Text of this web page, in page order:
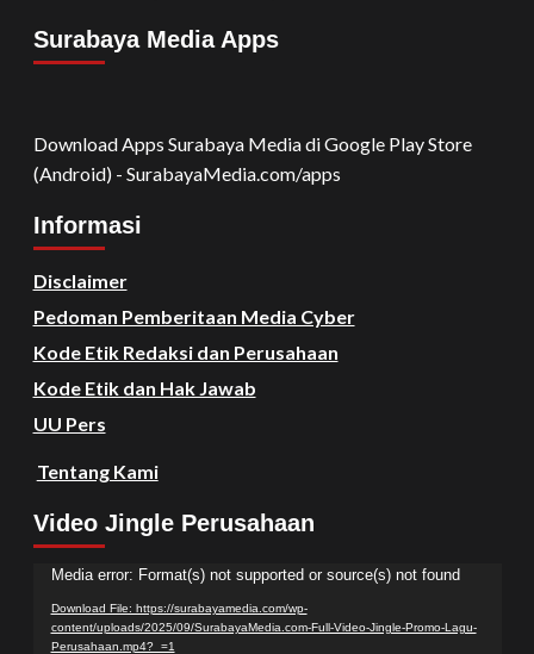
Surabaya Media Apps
Download Apps Surabaya Media di Google Play Store
(Android) - SurabayaMedia.com/apps
Informasi
Disclaimer
Pedoman Pemberitaan Media Cyber
Kode Etik Redaksi dan Perusahaan
Kode Etik dan Hak Jawab
UU Pers
Tentang Kami
Video Jingle Perusahaan
Video
Player
Media error: Format(s) not supported or source(s) not found
Download File: https://surabayamedia.com/wp-
content/uploads/2025/09/SurabayaMedia.com-Full-Video-Jingle-Promo-Lagu-
Perusahaan.mp4?_=1